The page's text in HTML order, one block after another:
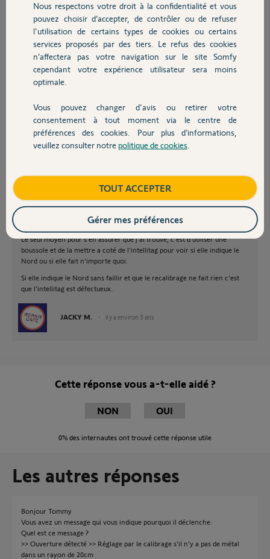
Chauffage
Autres produits
Devis avec un pro
Contact
Le précédent m'avait été remplacé grâce à ce forum suite à la
réponse d'un Yellow, puis-je bénéficier du même SAV ?
Merci,
Tommy
il y a plus de 3 ans
Ok Lavarenne
surtout il ne faut pas de métal dans un rayon de 20 cm autour du
Le seul moyen pour s'en assurer que j'ai trouvé, c'est d'utiliser une
boussole et de la mettre a coté de l'intellitag pour voir si elle indique le
Nord ou si elle fait n'importe quoi.
Si elle indique le Nord sans faillir et que le recalibrage ne fait rien c'est
que l'intellitag est défectueux..
JACKY M. il y a environ 3 ans
Cette réponse vous a-t-elle aidé ?
NON OUI
0% des internautes ont trouvé cette réponse utile
Les autres réponses
Bonjour Tommy
Vous avez un message qui vous indique pourquoi il déclenche.
Quel est ce message ?
>> Ouverture détecté >> Réglage par le calibrage s'il n'y a pas de métal
dans un rayon de 20cm
Nous respectons votre droit à la confidentialité et vous
pouvez choisir d’accepter, de contrôler ou de refuser
l'utilisation de certains types de cookies ou certains
services proposés par des tiers. Le refus des cookies
n’affectera pas votre navigation sur le site Somfy
cependant votre expérience utilisateur sera moins
optimale.
Vous pouvez changer d'avis ou retirer votre
consentement à tout moment via le centre de
préférences des cookies. Pour plus d’informations,
veuillez consulter notre politique de cookies
TOUT ACCEPTER
Gérer mes préférences